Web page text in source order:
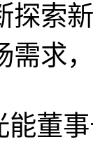
探索
需求
董事